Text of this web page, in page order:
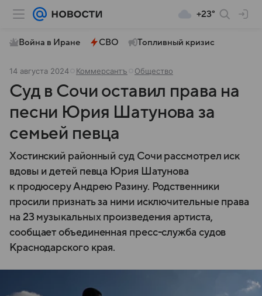
+23°
Война в Иране СВО Топливный кризис
14 августа 2024 Коммерсантъ Общество
Суд в Сочи оставил права на
песни Юрия Шатунова за
семьей певца
Хостинский районный суд Сочи рассмотрел иск
вдовы и детей певца Юрия Шатунова
к продюсеру Андрею Разину. Родственники
просили признать за ними исключительные права
на 23 музыкальных произведения артиста,
сообщает объединенная пресс-служба судов
Краснодарского края.